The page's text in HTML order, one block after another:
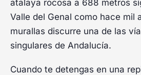
atalaya rocosa a 688 metros
Valle del Genal como hace mil
murallas discurre una de las
singulares de Andalucía.
Cuando te detengas en una